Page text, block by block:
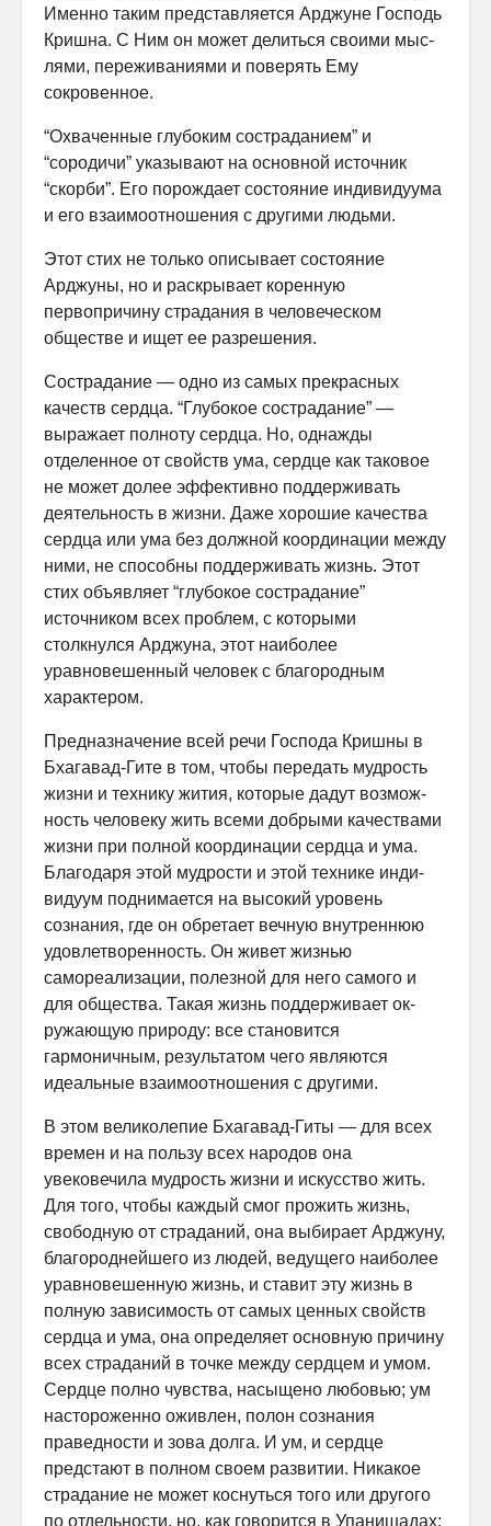
Именно таким представля­ется Арджуне Господь
Кришна. С Ним он может делиться своими мыс­
лями, переживаниями и поверять Ему
сокровенное.
“Охваченные глубоким состраданием” и
“сородичи” указывают на ос­новной источник
“скорби”. Его порождает состояние индивидуума
и его взаимоотношения с другими людьми.
Этот стих не только описывает состояние
Арджуны, но и раскрывает коренную
первопричину страдания в человеческом
обществе и ищет ее разрешения.
Сострадание — одно из самых прекрасных
качеств сердца. “Глубокое сострадание” —
выражает полноту сердца. Но, однажды
отделенное от свойств ума, сердце как таковое
не может долее эффективно поддержи­вать
деятельность в жизни. Даже хорошие качества
сердца или ума без должной координации между
ними, не способны поддерживать жизнь. Этот
стих объявляет “глубокое сострадание”
источником всех проблем, с которыми
столкнулся Арджуна, этот наиболее
уравновешенный человек с благородным
характером.
Предназначение всей речи Господа Кришны в
Бхагавад-Гите в том, чтобы передать мудрость
жизни и технику жития, которые дадут возмож­
ность человеку жить всеми добрыми качествами
жизни при полной ко­ординации сердца и ума.
Благодаря этой мудрости и этой технике инди­
видуум поднимается на высокий уровень
сознания, где он обретает вечную внутреннюю
удовлетворенность. Он живет жизнью
самореализации, по­лезной для него самого и
для общества. Такая жизнь поддерживает ок­
ружающую природу: все становится
гармоничным, результатом чего яв­ляются
идеальные взаимоотношения с другими.
В этом великолепие Бхагавад-Гиты — для всех
времен и на пользу всех народов она
увековечила мудрость жизни и искусство жить.
Для того, чтобы каждый смог прожить жизнь,
свободную от страданий, она выбирает Арджуну,
благороднейшего из людей, ведущего наиболее
урав­новешенную жизнь, и ставит эту жизнь в
полную зависимость от самых ценных свойств
сердца и ума, она определяет основную причину
всех страданий в точке между сердцем и умом.
Сердце полно чувства, насы­щено любовью; ум
настороженно оживлен, полон сознания
праведности и зова долга. И ум, и сердце
предстают в полном своем развитии. Никакое
страдание не может коснуться того или другого
по отдельности, но, как говорится в Упанишадах: